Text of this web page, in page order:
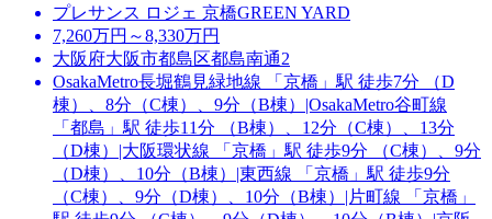
プレサンス ロジェ 京橋GREEN YARD
7,260万円～8,330万円
大阪府大阪市都島区都島南通2
OsakaMetro長堀鶴見緑地線 「京橋」駅 徒歩7分 （D
棟）、8分（C棟）、9分（B棟）|OsakaMetro谷町線
「都島」駅 徒歩11分 （B棟）、12分（C棟）、13分
（D棟）|大阪環状線 「京橋」駅 徒歩9分 （C棟）、9分
（D棟）、10分（B棟）|東西線 「京橋」駅 徒歩9分
（C棟）、9分（D棟）、10分（B棟）|片町線 「京橋」